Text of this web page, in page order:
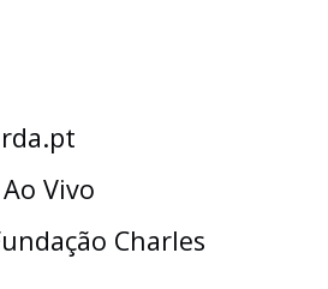
Vivo
Charles